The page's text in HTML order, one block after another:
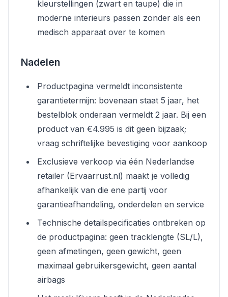
kleurstellingen (zwart en taupe) die in
moderne interieurs passen zonder als een
medisch apparaat over te komen
Nadelen
Productpagina vermeldt inconsistente
garantietermijn: bovenaan staat 5 jaar, het
bestelblok onderaan vermeldt 2 jaar. Bij een
product van €4.995 is dit geen bijzaak;
vraag schriftelijke bevestiging voor aankoop
Exclusieve verkoop via één Nederlandse
retailer (Ervaarrust.nl) maakt je volledig
afhankelijk van die ene partij voor
garantieafhandeling, onderdelen en service
Technische detailspecificaties ontbreken op
de productpagina: geen tracklengte (SL/L),
geen afmetingen, geen gewicht, geen
maximaal gebruikersgewicht, geen aantal
airbags